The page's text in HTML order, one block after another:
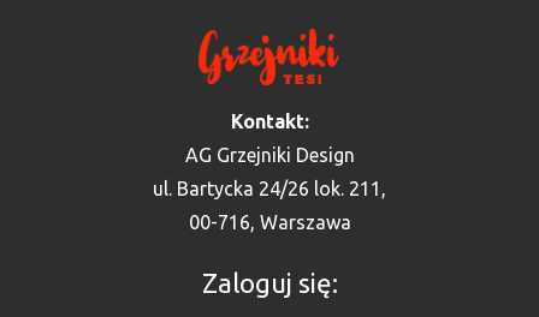
Kontakt:
AG Grzejniki Design
ul. Bartycka 24/26 lok. 211,
00-716, Warszawa
Zaloguj się: